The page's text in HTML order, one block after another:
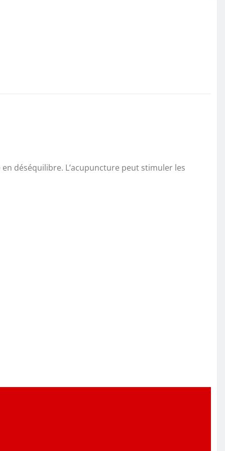
déséquilibre. L’acupuncture peut stimuler les